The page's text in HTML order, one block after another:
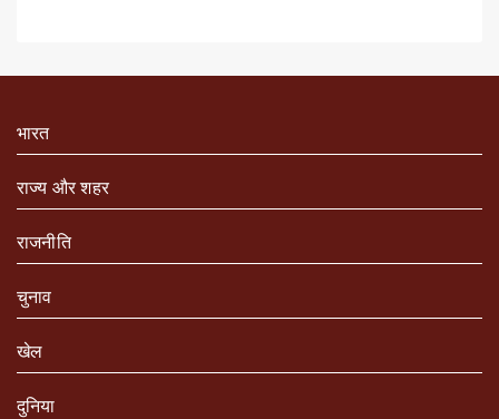
भारत
राज्य और शहर
राजनीति
चुनाव
खेल
दुनिया